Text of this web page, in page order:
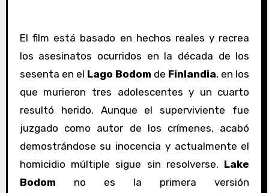
El film está basado en hechos reales y recrea
los asesinatos ocurridos en la década de los
sesenta en el Lago Bodom de Finlandia, en los
que murieron tres adolescentes y un cuarto
resultó herido. Aunque el superviviente fue
juzgado como autor de los crímenes, acabó
demostrándose su inocencia y actualmente el
homicidio múltiple sigue sin resolverse. Lake
Bodom no es la primera versión